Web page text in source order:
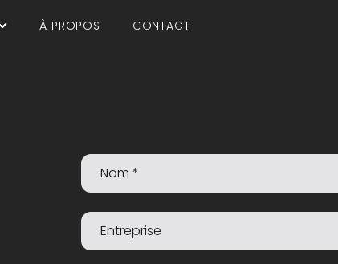
À PROPOS CONTACT
Nom *
Entreprise
Email *
Je suis intéressé par *
Message